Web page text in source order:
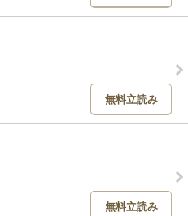
無料立読み
無料立読み